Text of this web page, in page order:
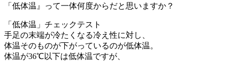
「低体温』って一体何度からだと思いますか？
「低体温」チェックテスト
手足の末端が冷たくなる冷え性に対し、
体温そのものが下がっているのが低体温。
体温が36℃以下は低体温ですが、